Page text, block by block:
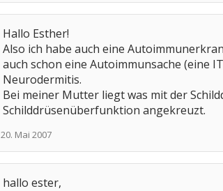
Hallo Esther!
Also ich habe auch eine
auch schon eine Autoimmunsache (eine
Neurodermitis.
Bei meiner Mutter liegt was mit der
Schilddrüsenüberfunktion angekreuzt.
20. Mai 2007
hallo ester,